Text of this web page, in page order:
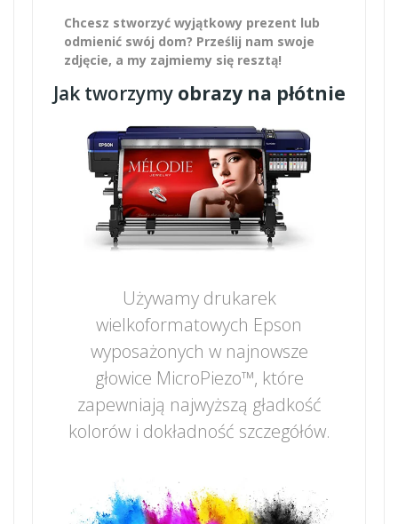
Chcesz stworzyć wyjątkowy prezent lub
odmienić swój dom? Prześlij nam swoje
zdjęcie, a my zajmiemy się resztą!
Jak tworzymyobrazy na płótnie
Używamy drukarek
wielkoformatowych Epson
wyposażonych w najnowsze
głowice MicroPiezo™, które
zapewniają najwyższą gładkość
kolorów i dokładność szczegółów.